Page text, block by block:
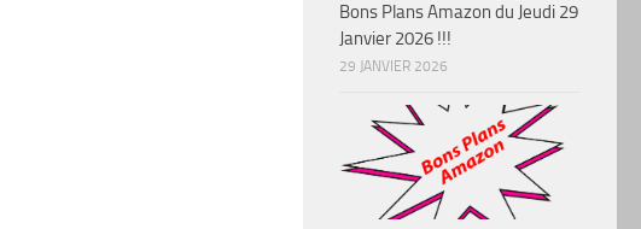
Bons Plans Amazon du Jeudi 29
Janvier 2026 !!!
29 JANVIER 2026